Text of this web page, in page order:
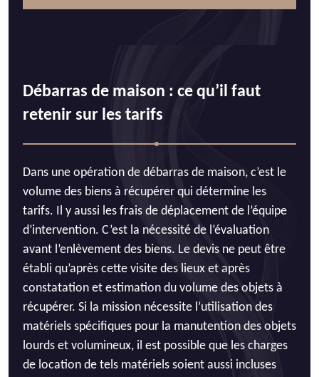
Débarras de maison : ce qu’il faut
retenir sur les tarifs
Dans une opération de débarras de maison, c’est le
volume des biens à récupérer qui détermine les
tarifs. Il y aussi les frais de déplacement de l’équipe
d’intervention. C’est la nécessité de l’évaluation
avant l’enlèvement des biens. Le devis ne peut être
établi qu’après cette visite des lieux et après
constatation et estimation du volume des objets à
récupérer. Si la mission nécessite l’utilisation des
matériels spécifiques pour la manutention des objets
lourds et volumineux, il est possible que les charges
de location de tels matériels soient aussi incluses